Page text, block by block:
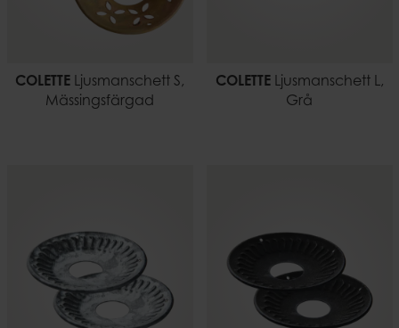
COLETTE Ljusmanschett S,
Mässingsfärgad
COLETTELjusmanschett L,
Grå